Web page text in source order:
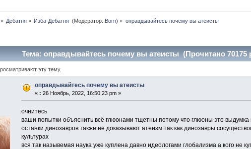
Дебатня» Изба-Дебатня (Модератор: Born) » оправдывайтесь почему вы атеисты
Тема: оправдывайтесь почему вы атеисты (Прочитано 70175
эту тему.
оправдывайтесь почему вы атеисты
« : 26 Ноябрь, 2022, 16:50:23 pm »
очнитесь
ваши попытки объяснить всё глюонами тщетны потому что глюоны это выдумка
останки динозавров также не доказывают атеизм так как динозавры
культурах
вся так назывемая наука уже куплена давно идеологами глобализма а кого не